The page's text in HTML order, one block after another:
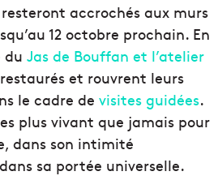
accrochés aux murs
12 octobre prochain. En
du Jas de Bouffan et l’atelier
et rouvrent leurs
le cadre de visites guidées.
plus vivant que jamais pour
dans son intimité
sa portée universelle.